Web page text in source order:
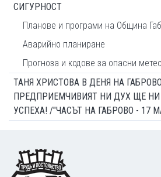
СИГУРНОСТ
Планове и програми на Община
Аварийно планиране
Прогноза и кодове за опасни
ТАНЯ ХРИСТОВА В ДЕНЯ НА
ПРЕДПРИЕМЧИВИЯТ НИ ДУХ ЩЕ НИ
УСПЕХА! /"ЧАСЪТ НА ГАБРОВО - 17
Footer